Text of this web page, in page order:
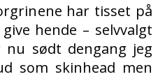
har tisset på
hende – selvvalgt
sødt dengang jeg
som skinhead men